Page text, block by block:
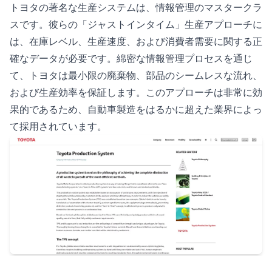
トヨタの著名な生産システムは、情報管理のマスタークラ
スです。彼らの「ジャストインタイム」生産アプローチに
は、在庫レベル、生産速度、および消費者需要に関する正
確なデータが必要です。綿密な情報管理プロセスを通じ
て、トヨタは最小限の廃棄物、部品のシームレスな流れ、
および生産効率を保証します。このアプローチは非常に効
果的であるため、自動車製造をはるかに超えた業界によっ
て採用されています。